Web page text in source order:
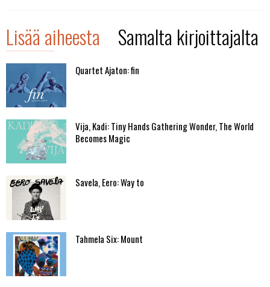
Lisää aiheesta Samalta kirjoittajalta
Quartet Ajaton: fin
Vija, Kadi: Tiny Hands Gathering Wonder, The World
Becomes Magic
Savela, Eero: Way to
Tahmela Six: Mount